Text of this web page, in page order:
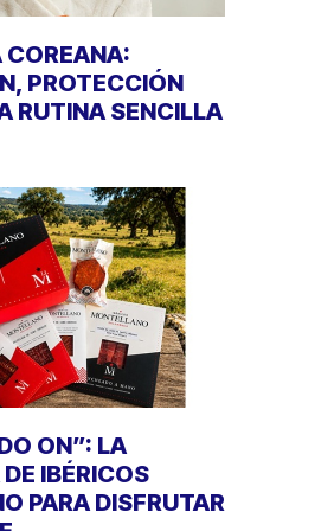
PROTECCIÓN
RUTINA SENCILLA
ON”: LA
IBÉRICOS
PARA DISFRUTAR